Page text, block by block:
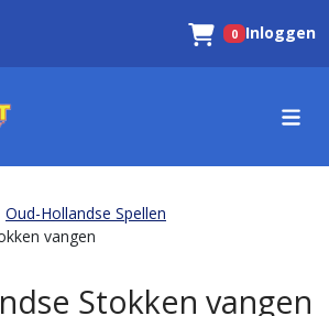
Winkelwagen
0 Inloggen
Oud-Hollandse Spellen
vangen
Stokken vangen